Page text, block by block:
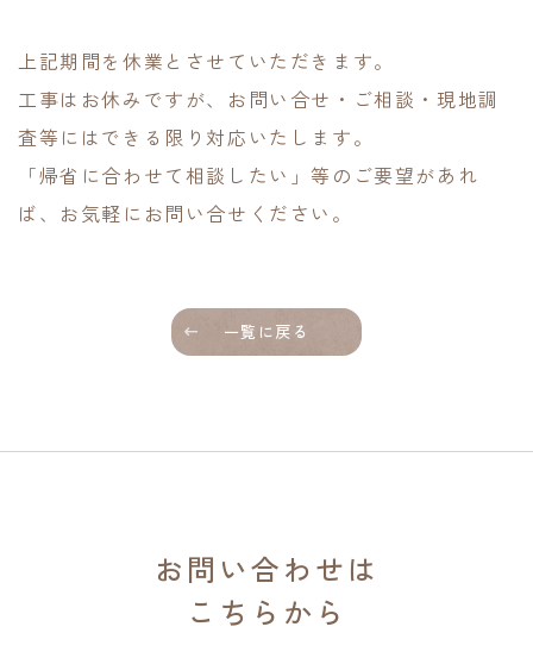
上記期間を休業とさせていただきます。
工事はお休みですが、お問い合せ・ご相談・現地調
査等にはできる限り対応いたします。
「帰省に合わせて相談したい」等のご要望があれ
ば、お気軽にお問い合せください。
一覧に戻る
お問い合わせは
こちらから